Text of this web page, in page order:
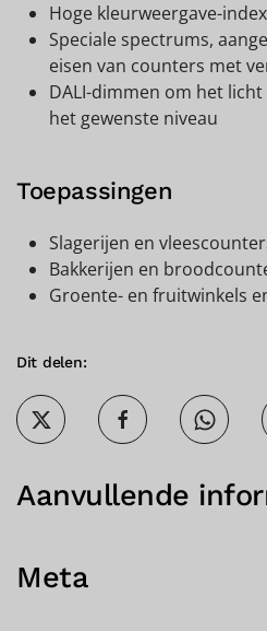
Hoge kleurweergave-index
Speciale spectrums,
eisen van counters met
DALI-dimmen om het
het gewenste niveau
Toepassingen
Slagerijen en
Bakkerijen en
Groente- en fruitwinkels
Dit delen:
Aanvullende
Meta